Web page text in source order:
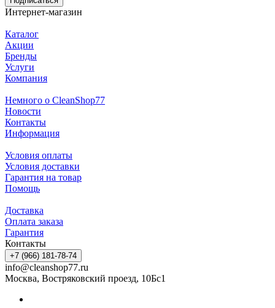
Интернет-магазин
Каталог
Акции
Бренды
Услуги
Компания
Немного о CleanShop77
Новости
Контакты
Информация
Условия оплаты
Условия доставки
Гарантия на товар
Помощь
Доставка
Оплата заказа
Гарантия
Контакты
+7 (966) 181-78-74
info@cleanshop77.ru
Москва, Востряковский проезд, 10Бс1